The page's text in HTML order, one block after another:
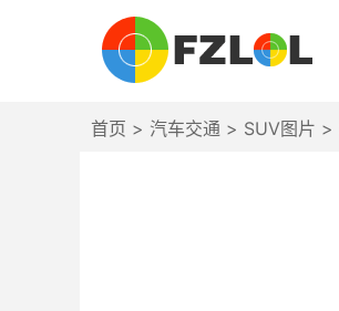
首页 > 汽车交通 > SUV图片 >